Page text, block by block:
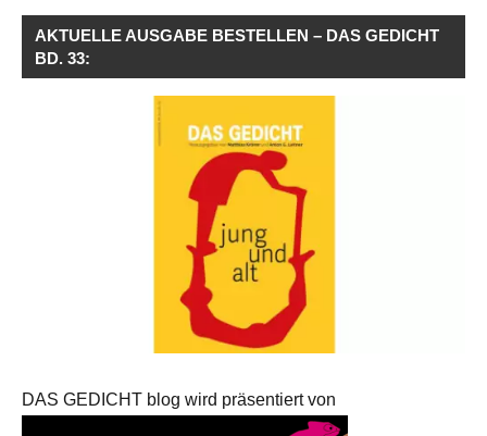
AKTUELLE AUSGABE BESTELLEN – DAS GEDICHT
BD. 33:
DAS GEDICHT blog wird präsentiert von